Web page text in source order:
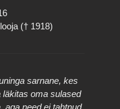
(† 1918)
sarnane, kes
läkitas oma sulased
aga need ei tahtnud